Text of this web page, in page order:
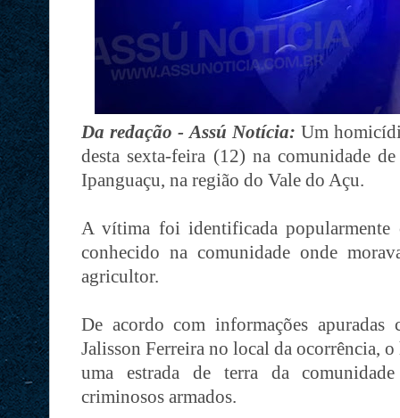
Da redação - Assú Notícia:Um
desta sexta-feira (12) na comunidade
Ipanguaçu, na região do Vale do Açu.
A vítima foi identificada
conhecido na comunidade onde
agricultor.
De acordo com informações
Jalisson Ferreira no local da ocorrência,
uma estrada de terra da
criminosos armados.